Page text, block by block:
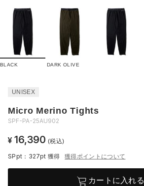
BLACK DARK OLIVE
UNISEX
Micro Merino Tights
SPF-PA-25AU902
¥ 16,390 (税込)
SPpt：327pt 獲得 獲得ポイントについて
カートに入れる